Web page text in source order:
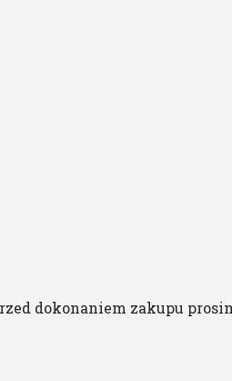
dokonaniem zakupu